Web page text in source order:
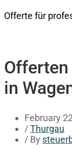
Offerte für
in
February
/Thurgau
/ By